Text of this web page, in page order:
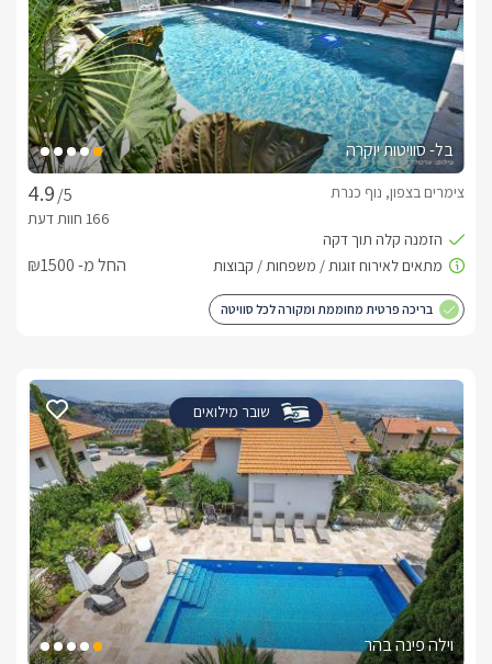
בל- סוויטות יוקרה
/5
צימרים בצפון, נוף כנרת
החל מ- ₪1500
בריכה פרטית מחוממת ומקורה לכל סוויטה
שובר מילואים
וילה פינה בהר